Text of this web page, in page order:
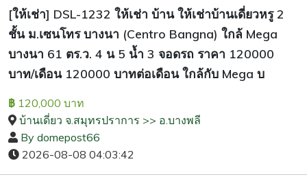
[ให้เช่า] DSL-1232 ให้เช่า บ้าน ให้เช่าบ้านเดี่ยวหรู 2
ชั้น ม.เซนโทร บางนา (Centro Bangna) ใกล้ Mega
บางนา 61 ตร.ว. 4 น 5 น้ำ 3 จอดรถ ราคา 120000
บาท/เดือน 120000 บาทต่อเดือน ใกล้กับ Mega บ
฿ 120,000 บาท
บ้านเดี่ยว จ.สมุทรปราการ >> อ.บางพลี
By domepost66
2026-08-08 04:03:42